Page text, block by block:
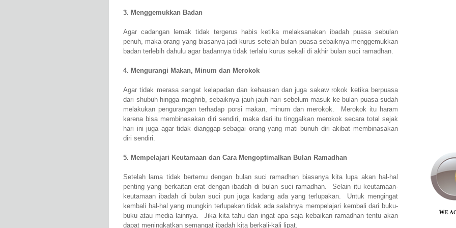
3. Menggemukkan Badan
Agar cadangan lemak tidak tergerus habis ketika melaksanakan ibadah puasa sebulan
penuh, maka orang yang biasanya jadi kurus setelah bulan puasa sebaiknya menggemukkan
badan terlebih dahulu agar badannya tidak terlalu kurus sekali di akhir bulan suci ramadhan.
4. Mengurangi Makan, Minum dan Merokok
Agar tidak merasa sangat kelapadan dan kehausan dan juga sakaw rokok ketika berpuasa
dari shubuh hingga maghrib, sebaiknya jauh-jauh hari sebelum masuk ke bulan puasa sudah
melakukan pengurangan terhadap porsi makan, minum dan merokok. Merokok itu haram
karena bisa membinasakan diri sendiri, maka dari itu tinggalkan merokok secara total sejak
hari ini juga agar tidak dianggap sebagai orang yang mati bunuh diri akibat membinasakan
diri sendiri.
5. Mempelajari Keutamaan dan Cara Mengoptimalkan Bulan Ramadhan
Setelah lama tidak bertemu dengan bulan suci ramadhan biasanya kita lupa akan hal-hal
penting yang berkaitan erat dengan ibadah di bulan suci ramadhan. Selain itu keutamaan-
keutamaan ibadah di bulan suci pun juga kadang ada yang terlupakan. Untuk mengingat
kembali hal-hal yang mungkin terlupakan tidak ada salahnya mempelajari kembali dari buku-
buku atau media lainnya. Jika kita tahu dan ingat apa saja kebaikan ramadhan tentu akan
dapat meningkatkan semangat ibadah kita berkali-kali lipat.